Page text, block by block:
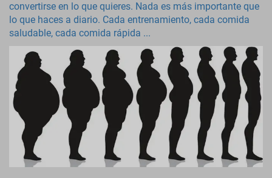
convertirse en lo que quieres. Nada es más importante que
lo que haces a diario. Cada entrenamiento, cada comida
saludable, cada comida rápida ...